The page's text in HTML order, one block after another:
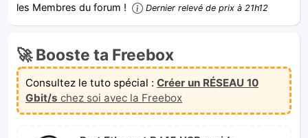
les Membres du forum !
Dernier relevé de prix à 21h12
🚀 Booste ta Freebox
Consultez le tuto spécial : Créer un RÉSEAU 10
Gbit/s chez soi avec la Freebox